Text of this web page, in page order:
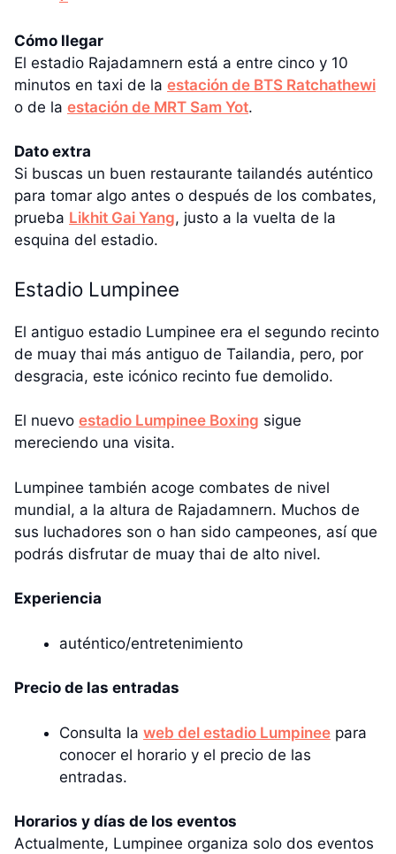
Cómo llegar
El estadio Rajadamnern está a entre cinco y 10
minutos en taxi de la estación de BTS Ratchathewi
o de la estación de MRT Sam Yot.
Dato extra
Si buscas un buen restaurante tailandés auténtico
para tomar algo antes o después de los combates,
prueba Likhit Gai Yang, justo a la vuelta de la
esquina del estadio.
Estadio Lumpinee
El antiguo estadio Lumpinee era el segundo recinto
de muay thai más antiguo de Tailandia, pero, por
desgracia, este icónico recinto fue demolido.
El nuevo estadio Lumpinee Boxing sigue
mereciendo una visita.
Lumpinee también acoge combates de nivel
mundial, a la altura de Rajadamnern. Muchos de
sus luchadores son o han sido campeones, así que
podrás disfrutar de muay thai de alto nivel.
Experiencia
auténtico/entretenimiento
Precio de las entradas
Consulta la web del estadio Lumpinee para
conocer el horario y el precio de las
entradas.
Horarios y días de los eventos
Actualmente, Lumpinee organiza solo dos eventos